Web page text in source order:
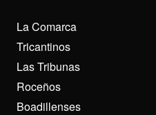
La Comarca
Tricantinos
Las Tribunas
Roceños
Boadillenses